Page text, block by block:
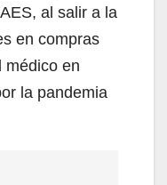
al salir a la
en compras
médico en
la pandemia